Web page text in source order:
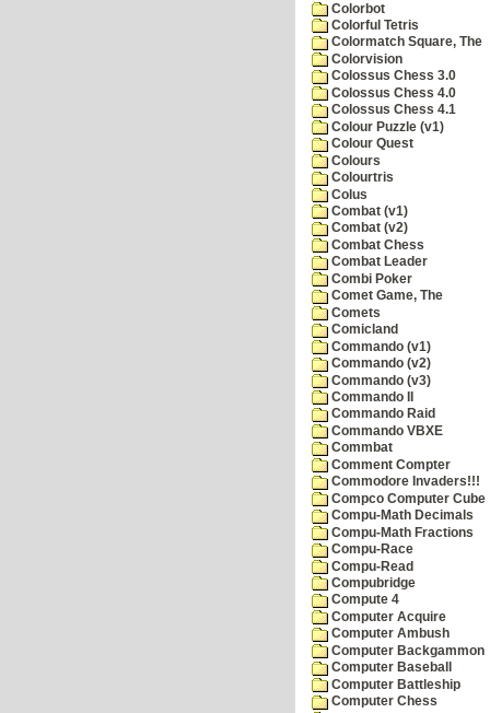
Colorbot
Colorful Tetris
Colormatch Square, The
Colorvision
Colossus Chess 3.0
Colossus Chess 4.0
Colossus Chess 4.1
Colour Puzzle (v1)
Colour Quest
Colours
Colourtris
Colus
Combat (v1)
Combat (v2)
Combat Chess
Combat Leader
Combi Poker
Comet Game, The
Comets
Comicland
Commando (v1)
Commando (v2)
Commando (v3)
Commando II
Commando Raid
Commando VBXE
Commbat
Comment Compter
Commodore Invaders!!!
Compco Computer Cube
Compu-Math Decimals
Compu-Math Fractions
Compu-Race
Compu-Read
Compubridge
Compute 4
Computer Acquire
Computer Ambush
Computer Backgammon
Computer Baseball
Computer Battleship
Computer Chess